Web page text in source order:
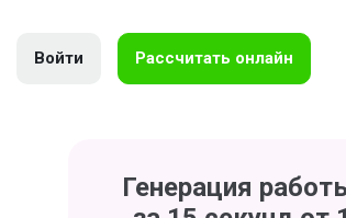
Войти Рассчитать онлайн
Генерация